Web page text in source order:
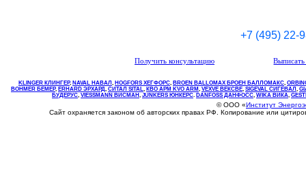
+7 (495) 22-
Получить консультацию
KLINGER КЛИНГЕР, NAVAL НАВАЛ , НOGFORS ХЕГФОРС, BROEN BALLOMAX БРОЕН БАЛЛОМАКС,
BOHMER БЕМЕР, ERHARD ЭРХАРД, СИТАЛ SITAL, КВО АРМ KVO ARM, VEXVE ВЕКСВЕ, SIGEVAL СИГЕВАЛ ,
БУДЕРУС, VIESSMANN ВИСМАН , JUNKERS ЮНКЕРС. DANFOSS ДАНФОСС, WIKA ВИКА,
© ООО «Институт
Сайт охраняется законом об авторских правах РФ. Копирование или